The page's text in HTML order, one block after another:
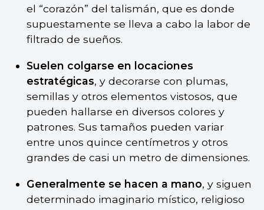
el “corazón” del talismán, que es donde
supuestamente se lleva a cabo la labor de
filtrado de sueños.
Suelen colgarse en locaciones
estratégicas, y decorarse con plumas,
semillas y otros elementos vistosos, que
pueden hallarse en diversos colores y
patrones. Sus tamaños pueden variar
entre unos quince centímetros y otros
grandes de casi un metro de dimensiones.
Generalmente se hacen a mano, y siguen
determinado imaginario místico, religioso